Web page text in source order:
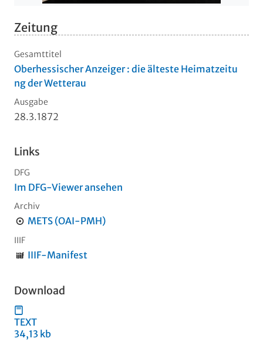
Zeitung
Gesamttitel
Oberhessischer Anzeiger : die älteste Heimatzeitu
ng der Wetterau
Ausgabe
28.3.1872
Links
DFG
Im DFG-Viewer ansehen
Archiv
METS (OAI-PMH)
IIIF
IIIF-Manifest
Download
TEXT
34,13 kb